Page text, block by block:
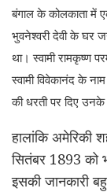
बंगाल के कोलकाता में
भुवनेश्वरी देवी के घर
था। स्वामी रामकृष्ण
स्वामी विवेकानंद के
की धरती पर दिए उनके
हालांकि अमेरिकी
सितंबर 1893 को
इसकी जानकारी